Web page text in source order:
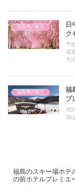
福島県の魅力
日
ク
予
花
方
福島県の魅力
福
プ
宿
泊
福島のスキー場ホテ
の前ホテルプレミエ